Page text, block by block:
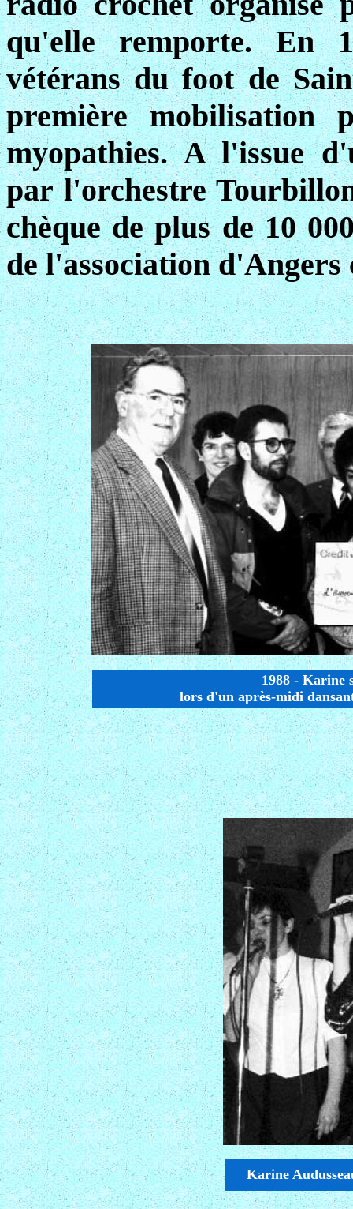
qu'elle remporte. En
vétérans du foot de
première mobilisation
myopathies. A l'issue
par l'orchestre
chèque de plus de 10
de l'association
1988 - Karine
lors d'un après-midi
Karine